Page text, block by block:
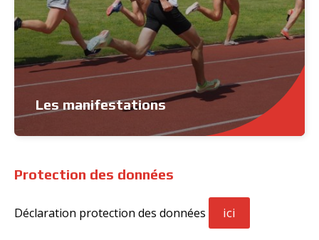
Les manifestations
Protection des données
Déclaration protection des données ici